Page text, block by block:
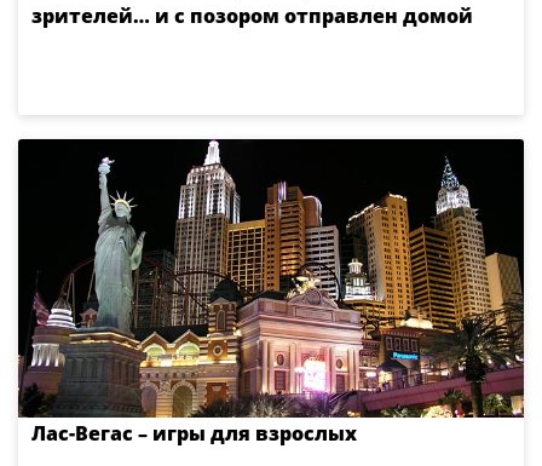
зрителей… и с позором отправлен домой
Лас-Вегас – игры для взрослых